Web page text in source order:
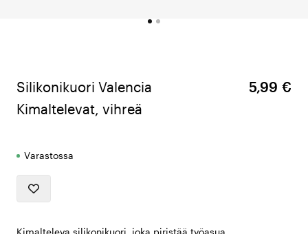
Silikonikuori Valencia
Kimaltelevat, vihreä
5,99 €
Varastossa